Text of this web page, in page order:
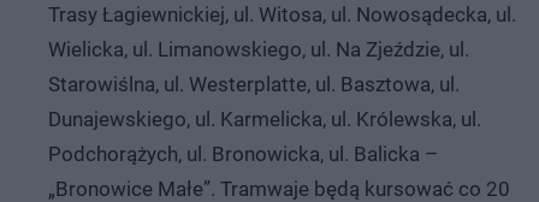
Trasy Łagiewnickiej, ul. Witosa, ul. Nowosądecka, ul.
Wielicka, ul. Limanowskiego, ul. Na Zjeździe, ul.
Starowiślna, ul. Westerplatte, ul. Basztowa, ul.
Dunajewskiego, ul. Karmelicka, ul. Królewska, ul.
Podchorążych, ul. Bronowicka, ul. Balicka –
„Bronowice Małe”. Tramwaje będą kursować co 20